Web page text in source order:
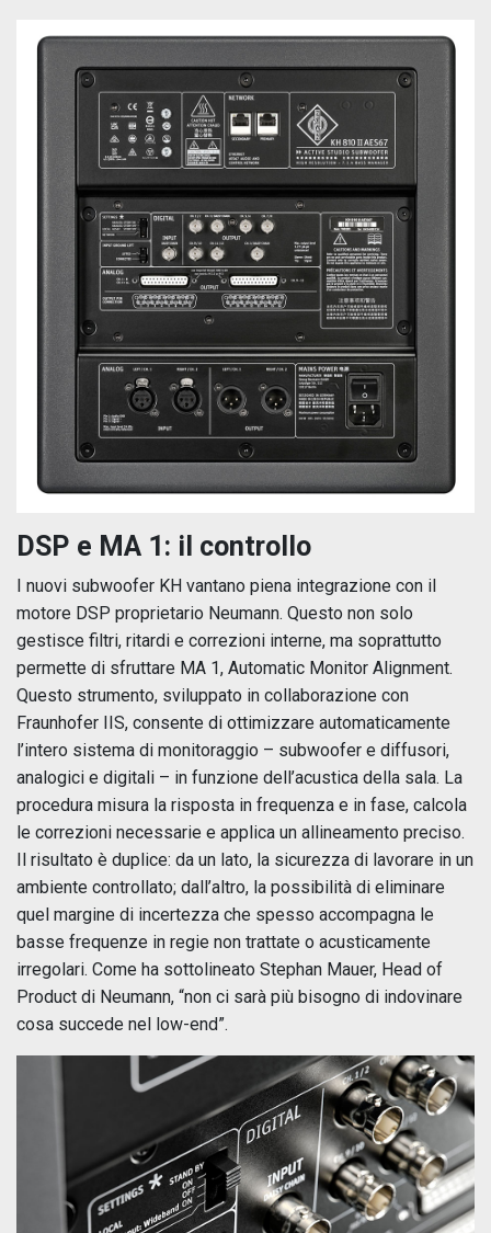
DSP e MA 1: il controllo
I nuovi subwoofer KH vantano piena integrazione con il
motore DSP proprietario Neumann. Questo non solo
gestisce filtri, ritardi e correzioni interne, ma soprattutto
permette di sfruttare MA 1, Automatic Monitor Alignment.
Questo strumento, sviluppato in collaborazione con
Fraunhofer IIS, consente di ottimizzare automaticamente
l’intero sistema di monitoraggio – subwoofer e diffusori,
analogici e digitali – in funzione dell’acustica della sala. La
procedura misura la risposta in frequenza e in fase, calcola
le correzioni necessarie e applica un allineamento preciso.
Il risultato è duplice: da un lato, la sicurezza di lavorare in un
ambiente controllato; dall’altro, la possibilità di eliminare
quel margine di incertezza che spesso accompagna le
basse frequenze in regie non trattate o acusticamente
irregolari. Come ha sottolineato Stephan Mauer, Head of
Product di Neumann, “non ci sarà più bisogno di indovinare
cosa succede nel low-end”.